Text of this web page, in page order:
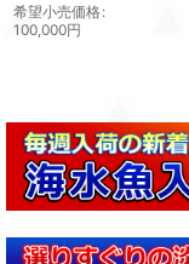
希望小売価格:
100,000円